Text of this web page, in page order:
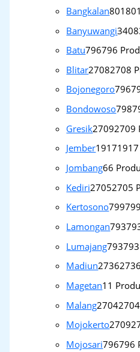
Bangkalan801
Banyuwangi3408
Batu796796
Blitar27082708
Bojonegoro796
Bondowoso798
Gresik27092709
Jember1917
Jombang66
Kediri27052705
Kertosono799
Lamongan793
Lumajang793
Madiun2736
Magetan1 1
Malang2704
Mojokerto2709
Mojosari796796